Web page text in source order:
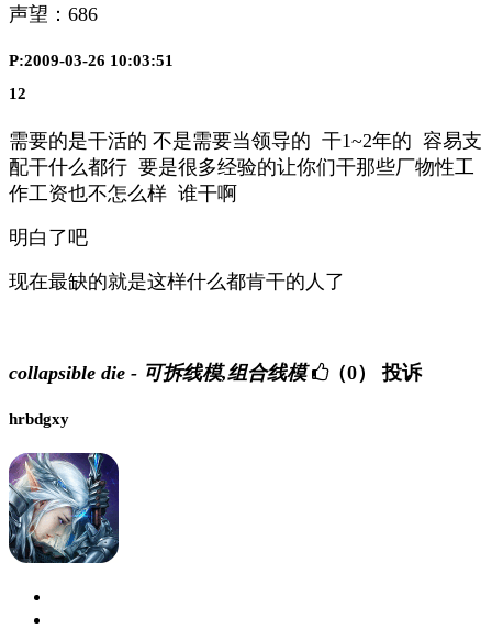
声望： 686
P:2009-03-26 10:03:51
12
需要的是干活的 不是需要当领导的 干1~2年的 容易支
配干什么都行 要是很多经验的让你们干那些厂物性工
作工资也不怎么样 谁干啊
明白了吧
现在最缺的就是这样什么都肯干的人了
collapsible die - 可拆线模,组合线模 （0） 投诉
hrbdgxy